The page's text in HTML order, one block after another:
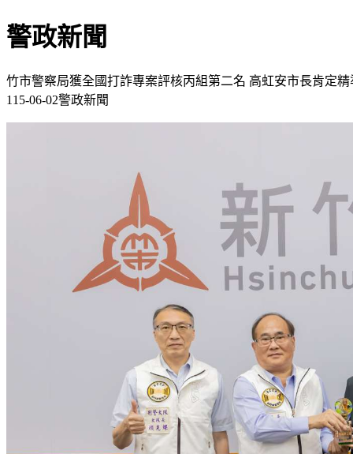
警政新聞
竹市警察局獲全國打詐專案評核丙組第二名 高虹安市長肯定
115-06-02警政新聞